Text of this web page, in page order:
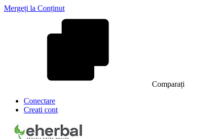
Mergeți la Conținut
Comparați
Conectare
Creati cont